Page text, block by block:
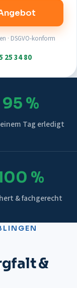
· DSGVO-konform
25 34 80
95 %
Tag erledigt
%
& fachgerecht
&